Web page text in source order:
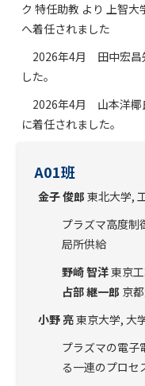
ク 特任助教 より 上智
へ着任されました
2026年4月 田中宏昌
した。
2026年4月 山本洋椰
に着任されました。
A01班
金子 俊郎 東北大学,
プラズマ高度制
局所供給
野崎 智洋東京工
占部 継一郎 京
小野 亮東京大学, 大
プラズマの電子
る一連のプロセ